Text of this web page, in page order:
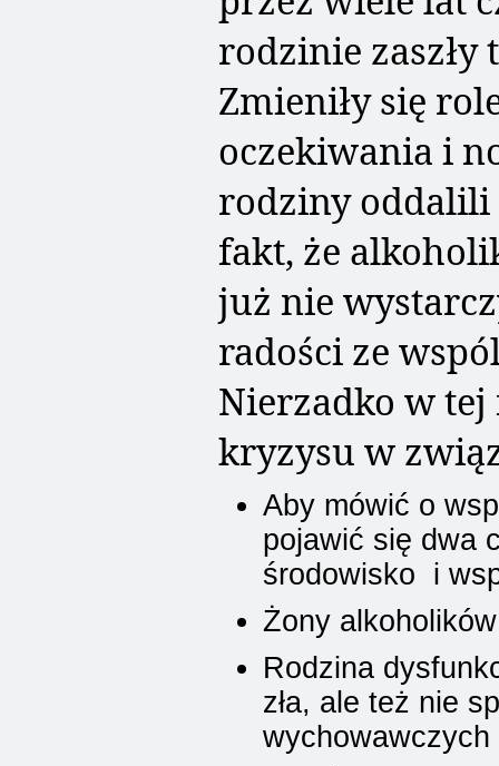
rodzinie zaszły
Zmieniły się
oczekiwania i
rodziny oddalili
fakt, że
już nie
radości ze
Nierzadko w
kryzysu w
Aby mówić o
pojawić się dwa
środowisko i
Żony
Rodzina
zła, ale też nie